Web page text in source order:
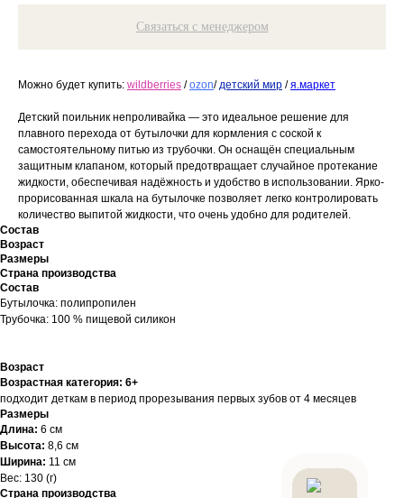
Связаться с менеджером
Можно будет купить: wildberries / ozon/ детский мир /я.маркет
Детский поильник непроливайка — это идеальное решение для
плавного перехода от бутылочки для кормления с соской к
самостоятельному питью из трубочки. Он оснащён специальным
защитным клапаном, который предотвращает случайное протекание
жидкости, обеспечивая надёжность и удобство в использовании. Ярко-
прорисованная шкала на бутылочке позволяет легко контролировать
количество выпитой жидкости, что очень удобно для родителей.
Состав
Возраст
Размеры
Страна производства
Состав
Бутылочка: полипропилен
Трубочка: 100 % пищевой силикон
Возраст
Возрастная категория: 6+
подходит деткам в период прорезывания первых зубов от 4 месяцев
Размеры
Длина: 6 см
Высота: 8,6 см
Ширина: 11 см
Вес: 130 (г)
Страна производства